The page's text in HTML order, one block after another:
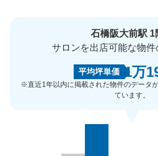
石橋阪大前駅 1
サロンを出店可能な物
平均坪単価 1万
※直近1年以内に掲載された物件のデータ
ています。